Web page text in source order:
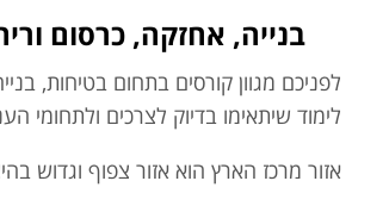
בנייה, אחזקה, כרסום
לפניכם מגוון קורסים בתחום בטיחות,
לימוד שיתאימו בדיוק לצרכים ולתחומי
אזור מרכז הארץ הוא אזור צפוף וגדוש